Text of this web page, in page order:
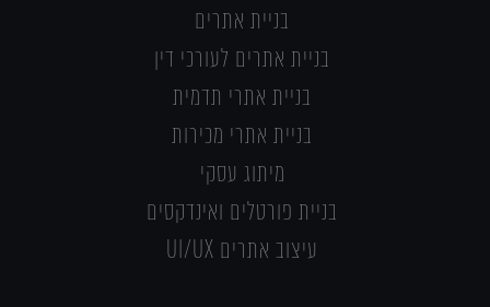
בניית אתרים
בניית אתרים לעורכי דין
בניית אתרי תדמית
בניית אתרי מכירות
מיתוג עסקי
בניית פורטלים ואינדקסים
עיצוב אתרים UI/UX